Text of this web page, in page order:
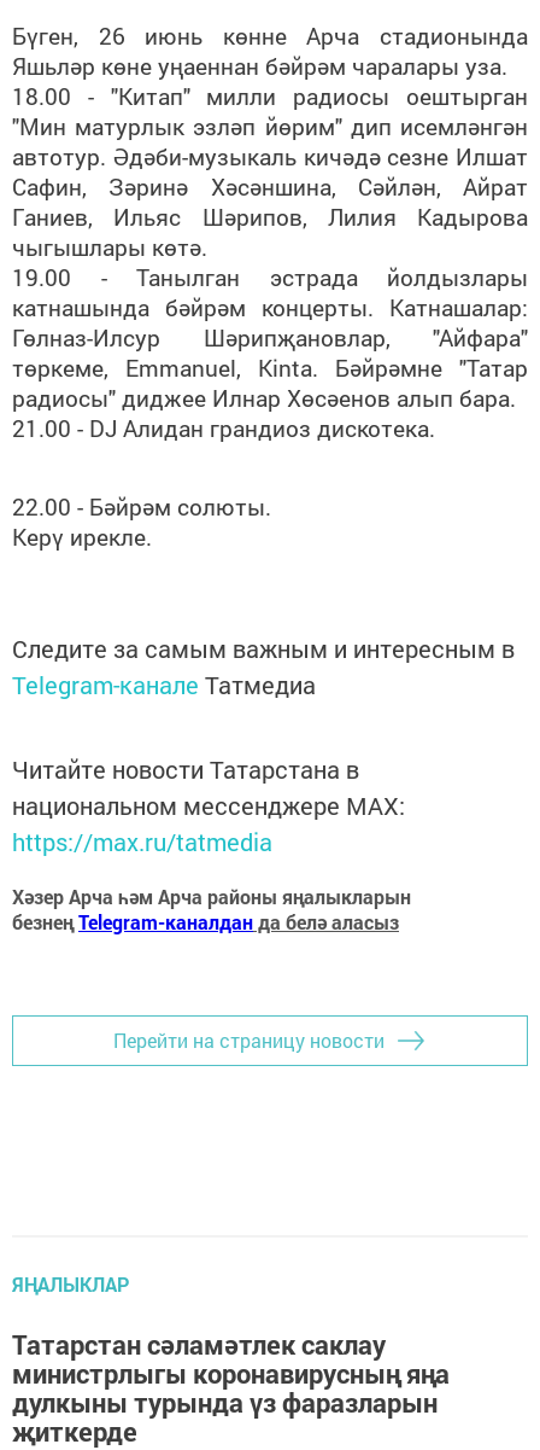
Бүген, 26 июнь көнне Арча стадионында
Яшьләр көне уңаеннан бәйрәм чаралары уза.
18.00 - "Китап" милли радиосы оештырган
"Мин матурлык эзләп йөрим" дип исемләнгән
автотур. Әдәби-музыкаль кичәдә сезне Илшат
Сафин, Зәринә Хәсәншина, Сәйлән, Айрат
Ганиев, Ильяс Шәрипов, Лилия Кадырова
чыгышлары көтә.
19.00 - Танылган эстрада йолдызлары
катнашында бәйрәм концерты. Катнашалар:
Гөлназ-Илсур Шәрипҗановлар, "Айфара"
төркеме, Emmanuel, Kinta. Бәйрәмне "Татар
радиосы" диджее Илнар Хөсәенов алып бара.
21.00 - DJ Алидан грандиоз дискотека.
22.00 - Бәйрәм солюты.
Керү ирекле.
Следите за самым важным и интересным в
Telegram-канале Татмедиа
Читайте новости Татарстана в
национальном мессенджере MАХ:
https://max.ru/tatmedia
Хәзер Арча һәм Арча районы яңалыкларын
безнеңTelegram-каналданда белә аласыз
Перейти на страницу новости
ЯҢАЛЫКЛАР
Татарстан сәламәтлек саклау
министрлыгы коронавирусның яңа
дулкыны турында үз фаразларын
җиткерде